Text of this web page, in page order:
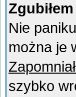
Nie
można je
szybko